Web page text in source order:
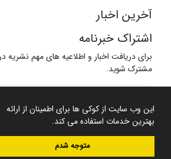
این وب سایت از کوکی ها برای اطمینان از ارائه
بهترین خدمات استفاده می کند.
متوجه شدم
آخرین اخبار
اشتراک خبرنامه
برای دریافت اخبار و اطلاعیه های مهم نشریه
مشترک شوید.
سامانه مدیریت نشریات علمی.طراحی و پیاده